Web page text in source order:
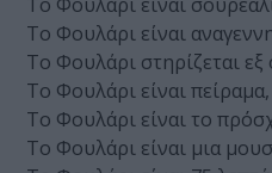
Το Φουλάρι είναι
Το Φουλάρι στηρίζεται
Το Φουλάρι είναι
Το Φουλάρι είναι το
Το Φουλάρι είναι μια